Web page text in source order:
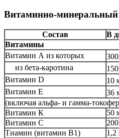
Витаминно-минеральный
Состав
В
Витамины
Витамин А из которых
из бета-каротина
Витамин D 10
Витамин Е 36
(включая альфа- и гамма-
Витамин К
50
Витамин С
Тиамин (витамин В1)
1,2